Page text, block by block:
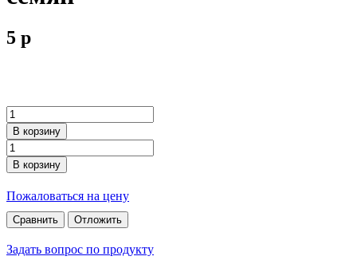
5 p
В корзину
В корзину
Пожаловаться на цену
Сравнить Отложить
Задать вопрос по продукту